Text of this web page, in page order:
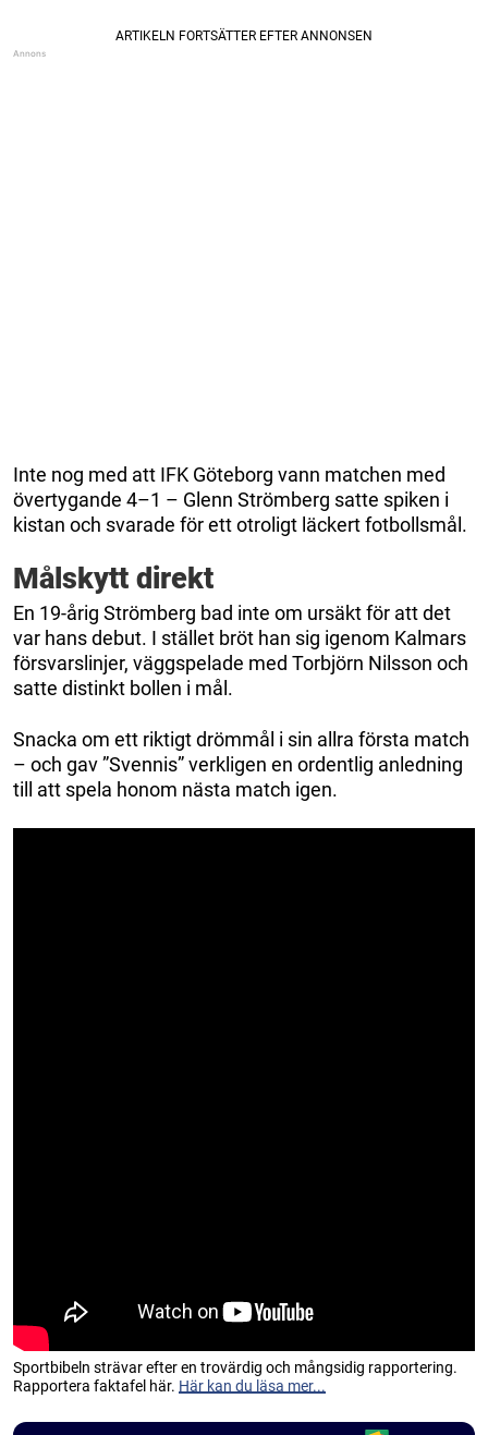
Inte nog med att IFK Göteborg vann matchen med
övertygande 4–1 – Glenn Strömberg satte spiken i
kistan och svarade för ett otroligt läckert fotbollsmål.
Målskytt direkt
En 19-årig Strömberg bad inte om ursäkt för att det
var hans debut. I stället bröt han sig igenom Kalmars
försvarslinjer, väggspelade med Torbjörn Nilsson och
satte distinkt bollen i mål.
Snacka om ett riktigt drömmål i sin allra första match
– och gav ”Svennis” verkligen en ordentlig anledning
till att spela honom nästa match igen.
Sportbibeln strävar efter en trovärdig och mångsidig rapportering.
Rapportera faktafel här. Här kan du läsa mer...